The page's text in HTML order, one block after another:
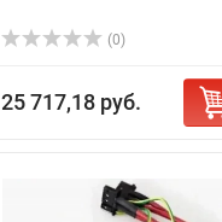
(0)
25 717,18 руб.